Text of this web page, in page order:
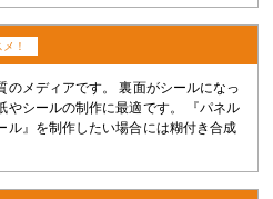
！
のメディアです。 裏面がシールになっ
やシールの制作に最適です。 『パネル
ル』を制作したい場合には糊付き合成